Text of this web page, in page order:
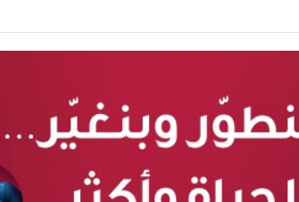
الكراتيه للطلاب ووصيفه البطولة للطالبات .. صور